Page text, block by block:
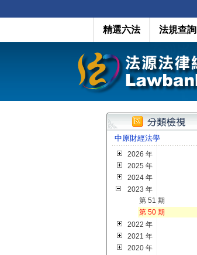
精選六法 法規查詢
中原財經法學
2026 年
2025 年
2024 年
2023 年
第 51 期
第 50 期
2022 年
2021 年
2020 年